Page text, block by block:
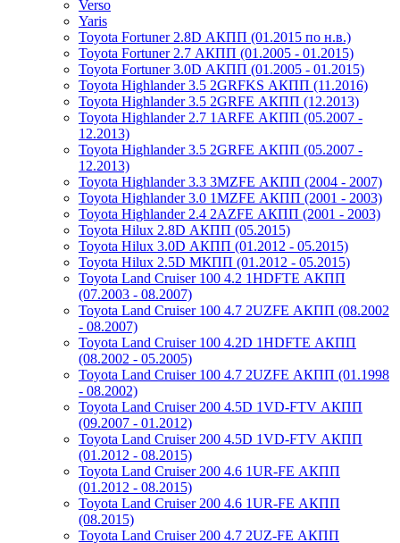
Verso
Yaris
Toyota Fortuner 2.8D АКПП (01.2015 по н.в.)
Toyota Fortuner 2.7 АКПП (01.2005 - 01.2015)
Toyota Fortuner 3.0D АКПП (01.2005 - 01.2015)
Toyota Highlander 3.5 2GRFKS АКПП (11.2016)
Toyota Highlander 3.5 2GRFE АКПП (12.2013)
Toyota Highlander 2.7 1ARFE АКПП (05.2007 -
12.2013)
Toyota Highlander 3.5 2GRFE АКПП (05.2007 -
12.2013)
Toyota Highlander 3.3 3MZFE АКПП (2004 - 2007)
Toyota Highlander 3.0 1MZFE АКПП (2001 - 2003)
Toyota Highlander 2.4 2AZFE АКПП (2001 - 2003)
Toyota Hilux 2.8D АКПП (05.2015)
Toyota Hilux 3.0D АКПП (01.2012 - 05.2015)
Toyota Hilux 2.5D МКПП (01.2012 - 05.2015)
Toyota Land Cruiser 100 4.2 1HDFTE АКПП
(07.2003 - 08.2007)
Toyota Land Cruiser 100 4.7 2UZFE АКПП (08.2002
- 08.2007)
Toyota Land Cruiser 100 4.2D 1HDFTE АКПП
(08.2002 - 05.2005)
Toyota Land Cruiser 100 4.7 2UZFE АКПП (01.1998
- 08.2002)
Toyota Land Cruiser 200 4.5D 1VD-FTV АКПП
(09.2007 - 01.2012)
Toyota Land Cruiser 200 4.5D 1VD-FTV АКПП
(01.2012 - 08.2015)
Toyota Land Cruiser 200 4.6 1UR-FE АКПП
(01.2012 - 08.2015)
Toyota Land Cruiser 200 4.6 1UR-FE АКПП
(08.2015)
Toyota Land Cruiser 200 4.7 2UZ-FE АКПП